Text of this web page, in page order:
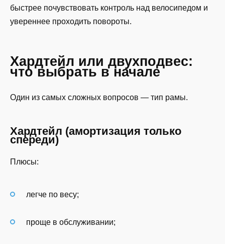
быстрее почувствовать контроль над велосипедом и
увереннее проходить повороты.
Хардтейл или двухподвес:
что выбрать в начале
Один из самых сложных вопросов — тип рамы.
Хардтейл (амортизация только
спереди)
Плюсы:
легче по весу;
проще в обслуживании;